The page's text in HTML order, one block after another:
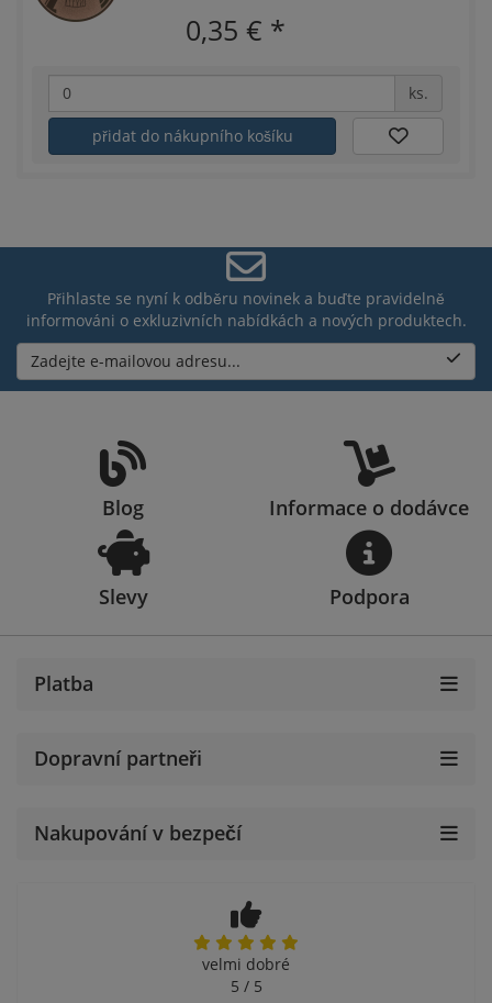
0,35 € *
ks.
přidat do nákupního košíku
Přihlaste se nyní k odběru novinek a buďte pravidelně
informováni o exkluzivních nabídkách a nových produktech.
Zadejte e-mailovou adresu...
Blog Informace o dodávce
Slevy Podpora
Platba
Dopravní partneři
Nakupování v bezpečí
velmi dobré
5 / 5